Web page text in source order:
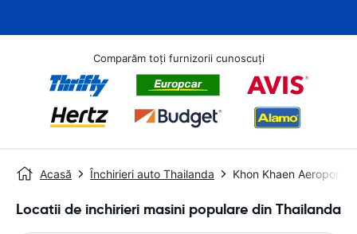
Comparăm toți furnizorii cunoscuți
Acasă Închirieri auto Thailanda Khon Khaen Aeroport
Locatii de inchirieri masini populare din Thailanda